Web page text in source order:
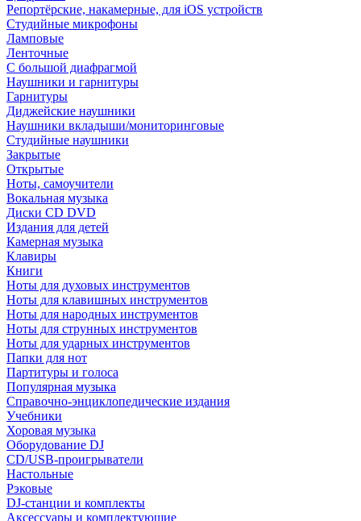
Репортёрские, накамерные, для iOS устройств
Студийные микрофоны
Ламповые
Ленточные
С большой диафрагмой
Наушники и гарнитуры
Гарнитуры
Диджейские наушники
Наушники вкладыши/мониторинговые
Студийные наушники
Закрытые
Открытые
Ноты, самоучители
Вокальная музыка
Диски CD DVD
Издания для детей
Камерная музыка
Клавиры
Книги
Ноты для духовых инструментов
Ноты для клавишных инструментов
Ноты для народных инструментов
Ноты для струнных инструментов
Ноты для ударных инструментов
Папки для нот
Партитуры и голоса
Популярная музыка
Справочно-энциклопедические издания
Учебники
Хоровая музыка
Оборудование DJ
CD/USB-проигрыватели
Настольные
Рэковые
DJ-станции и комплекты
Аксессуары и комплектующие